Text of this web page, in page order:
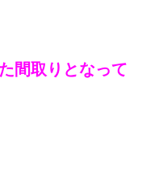
間取りとなって